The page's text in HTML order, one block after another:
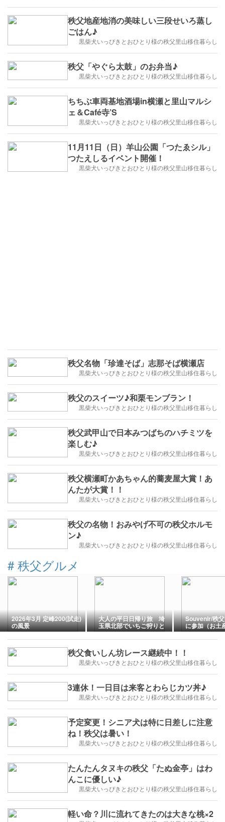
秩父地産地消の美味しい三段せいろ蒸し
ごはん♪
黒柴犬いっぴきとおひとり様の秩父里山移住暮らし
秩父「やぐら太鼓」のお弁当♪
黒柴犬いっぴきとおひとり様の秩父里山移住暮らし
ちちぶ車両基地酒場in横瀬と里山マルシ
ェ＆Café寺’S
黒柴犬いっぴきとおひとり様の秩父里山移住暮らし
11月11日（日）羊山公園「つたゑシル」
つたえしるイベント開催！
黒柴犬いっぴきとおひとり様の秩父里山移住暮らし
秩父名物「珍達そば」志那そば横瀬店
黒柴犬いっぴきとおひとり様の秩父里山移住暮らし
秩父のスイーツ♪和栗モンブラン！
黒柴犬いっぴきとおひとり様の秩父里山移住暮らし
秩父武甲山で日本みつばちのハチミツを
楽しむ♪
黒柴犬いっぴきとおひとり様の秩父里山移住暮らし
秩父横瀬町かあちゃん的蕎麦屋大賞！あ
んたが大賞！！
黒柴犬いっぴきとおひとり様の秩父里山移住暮らし
秩父の名物！おみやげ不可の秩父ホルモ
ン♪
黒柴犬いっぴきとおひとり様の秩父里山移住暮らし
# 秩父グルメ
2026年3月 定峰200(試走)
の風景
大人の平日日帰り旅 埼
玉県北部でいちご狩りと
お豆腐ランチ
Souvenir/秩
に参加（お土
秩父食いしん坊レース継続中！！
黒柴犬いっぴきとおひとり様の秩父里山移住暮らし
3連休！一日目は来客とわらじカツ丼♪
黒柴犬いっぴきとおひとり様の秩父里山移住暮らし
予定変更！シニア犬は特に日差しに注意
ね！秩父は暑い！
黒柴犬いっぴきとおひとり様の秩父里山移住暮らし
たんたんタヌキの秩父「たぬ金亭」はわ
んこに優しい♪
黒柴犬いっぴきとおひとり様の秩父里山移住暮らし
軽い命？川に流れてきたのは大きな桃×2